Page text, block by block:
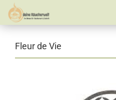
Fleur de Vie